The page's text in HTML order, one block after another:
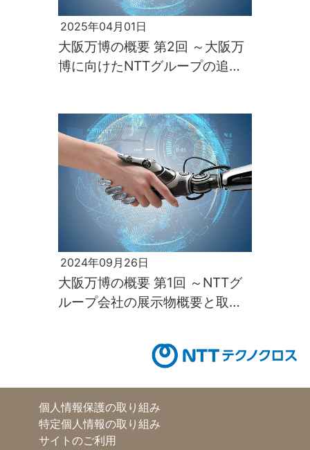
2025年04月01日
大阪万博の概要 第2回 ～大阪万
博に向けたNTTグループの追加
2024年09月26日
大阪万博の概要 第1回 ～NTTグ
ループ会社の展示物概要と取組
個人情報保護の取り組み
特定個人情報の取り組み
サイトのご利用